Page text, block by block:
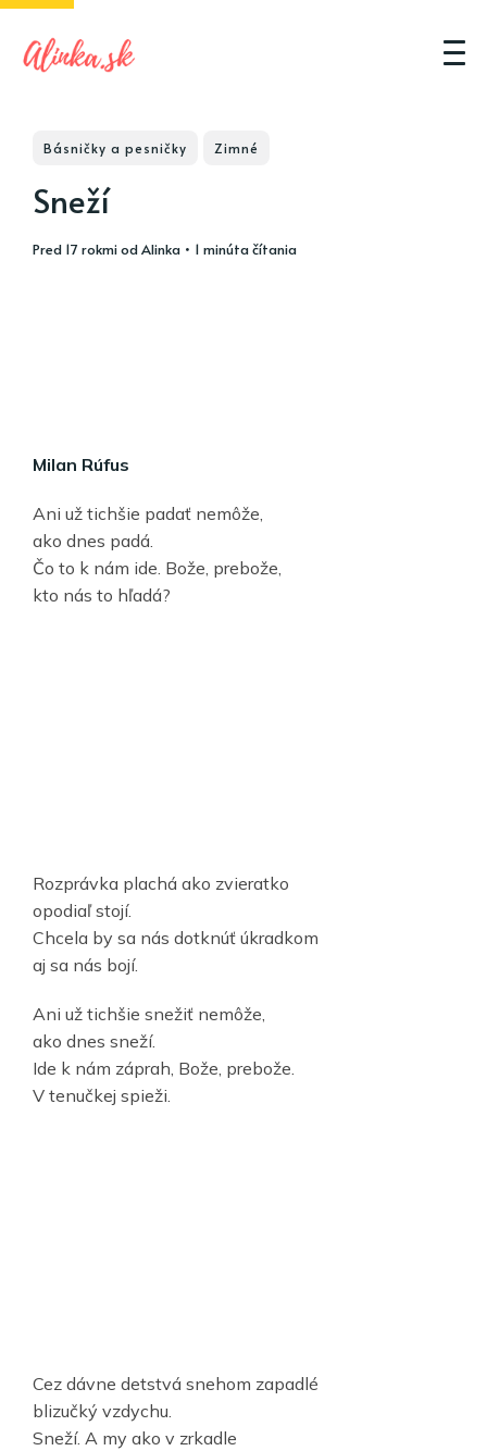
Básničky a pesničky Zimné
Sneží
pred 17 rokmiodAlinka • 1 minúta čítania
Milan Rúfus
Ani už tichšie padať nemôže,
ako dnes padá.
Čo to k nám ide. Bože, prebože,
kto nás to hľadá?
Rozprávka plachá ako zvieratko
opodiaľ stojí.
Chcela by sa nás dotknúť úkradkom
aj sa nás bojí.
Ani už tichšie snežiť nemôže,
ako dnes sneží.
Ide k nám záprah, Bože, prebože.
V tenučkej spieži.
Cez dávne detstvá snehom zapadlé
blizučký vzdychu.
Sneží. A my ako v zrkadle